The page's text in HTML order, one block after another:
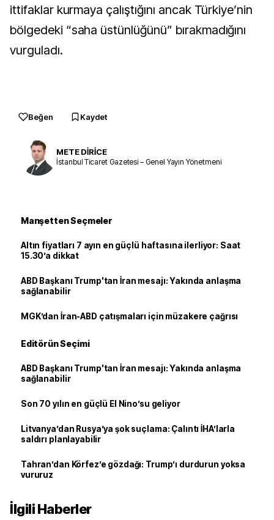
ittifaklar kurmaya çalıştığını ancak Türkiye’nin
bölgedeki “saha üstünlüğünü” bırakmadığını
vurguladı.
Beğen Kaydet
METE DİRİCE
İstanbul Ticaret Gazetesi – Genel Yayın Yönetmeni
Manşetten Seçmeler
Altın fiyatları 7 ayın en güçlü haftasına ilerliyor: Saat
15.30’a dikkat
ABD Başkanı Trump'tan İran mesajı: Yakında anlaşma
sağlanabilir
MGK’dan İran-ABD çatışmaları için müzakere çağrısı
Editörün Seçimi
ABD Başkanı Trump'tan İran mesajı: Yakında anlaşma
sağlanabilir
Son 70 yılın en güçlü El Nino’su geliyor
Litvanya’dan Rusya’ya şok suçlama: Çalıntı İHA’larla
saldırı planlayabilir
Tahran’dan Körfez’e gözdağı: Trump’ı durdurun yoksa
vururuz
İlgili Haberler